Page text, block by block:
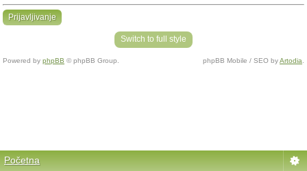
Prijavljivanje
Switch to full style
Powered by phpBB © phpBB Group. phpBB Mobile / SEO byArtodia
Početna